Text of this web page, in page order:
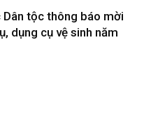
Dân tộc thông báo mời
dụng cụ vệ sinh năm